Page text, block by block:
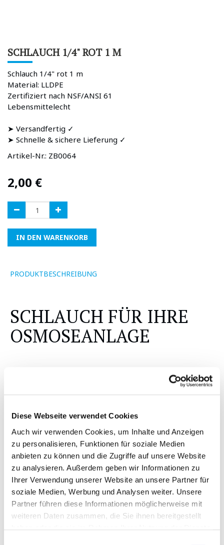
Diese Webseite verwendet Cookies
Auch wir verwenden Cookies, um Inhalte und Anzeigen
zu personalisieren, Funktionen für soziale Medien
anbieten zu können und die Zugriffe auf unsere Website
zu analysieren. Außerdem geben wir Informationen zu
Ihrer Verwendung unserer Website an unsere Partner für
soziale Medien, Werbung und Analysen weiter. Unsere
Partner führen diese Informationen möglicherweise mit
weiteren Daten zusammen, die Sie ihnen bereitgestellt
SCHLAUCH 1/4" ROT 1 M
Schlauch 1/4" rot 1 m
Material: LLDPE
Zertifiziert nach NSF/ANSI 61
Lebensmittelecht
➤ Versandfertig ✓
➤ Schnelle & sichere Lieferung ✓
Artikel-Nr.: ZB0064
2,00 €
IN DEN WARENKORB
PRODUKTBESCHREIBUNG
SCHLAUCH FÜR IHRE
OSMOSEANLAGE
Hinweis zu diesem Artikel: Geben Sie Ihre gewünschte
Meteranzahl an. Indem Sie auf das "+" Symbol bei Menge
klicken! Beispiel: Sie möchten 5 Meter von diesem Schlauch,
steht, somit erhalten Sie 5 Meter am Stück.
Meterware Osmose Schlauch Umkehrosmose Kühlschrank
etc. Standard 1/4"
Passend fürOsmoseanlage Bela Aqua Evolution
Fügen Sie eine Bewertung hinzu